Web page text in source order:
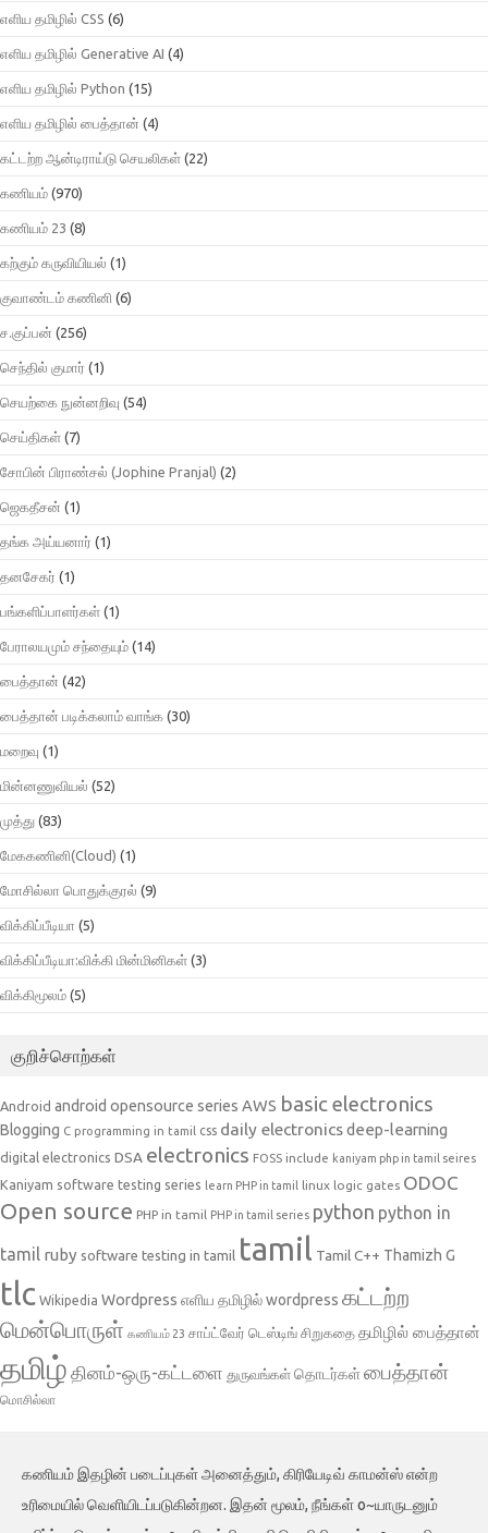
எளிய தமிழில் CSS (6)
எளிய தமிழில் Generative AI (4)
எளிய தமிழில் Python (15)
எளிய தமிழில் பைத்தான் (4)
கட்டற்ற ஆன்டிராய்டு செயலிகள் (22)
கணியம் (970)
கணியம் 23 (8)
கற்கும் கருவியியல் (1)
குவாண்டம் கணினி (6)
ச.குப்பன் (256)
செந்தில் குமார் (1)
செயற்கை நுன்னறிவு (54)
செய்திகள் (7)
சோபின் பிராண்சல் (Jophine Pranjal) (2)
ஜெகதீசன் (1)
தங்க அய்யனார் (1)
தனசேகர் (1)
பங்களிப்பாளர்கள் (1)
பேராலயமும் சந்தையும் (14)
பைத்தான் (42)
பைத்தான் படிக்கலாம் வாங்க (30)
மறைவு (1)
மின்னணுவியல் (52)
முத்து (83)
மேககணினி(Cloud) (1)
மோசில்லா பொதுக்குரல் (9)
விக்கிப்பீடியா (5)
விக்கிப்பீடியா:விக்கி மின்மினிகள் (3)
விக்கிமூலம் (5)
குறிச்சொற்கள்
Android android opensource series AWS basic electronics
Blogging C programming in tamil css daily electronicsdeep-learning
digital electronics DSA electronics FOSS include kaniyam php in tamil seires
Kaniyam software testing series learn PHP in tamil linux logic gates ODOC
Open source PHP in tamil PHP in tamil series python python in
tamil ruby software testing in tamil tamil Tamil C++ Thamizh G
tlc Wikipedia Wordpress எளிய தமிழில் wordpress கட்டற்ற
மென்பொருள் கணியம் 23 சாப்ட்வேர் டெஸ்டிங் சிறுகதை தமிழில் பைத்தான்
தமிழ் தினம்-ஒரு-கட்டளை துருவங்கள் தொடர்கள்பைத்தான்
மொசில்லா
கணியம் இதழின் படைப்புகள் அனைத்தும், கிரியேடிவ் காமன்ஸ் என்ற
உரிமையில் வெளியிடப்படுகின்றன. இதன் மூலம், நீங்கள் o~யாருடனும்